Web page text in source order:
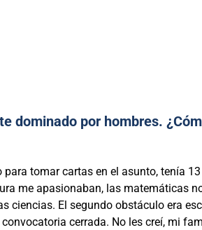
dominado por hombres.
tomar cartas en el asunto, tenía
me apasionaban, las matemáticas
El segundo obstáculo era
cerrada. No les creí, mi